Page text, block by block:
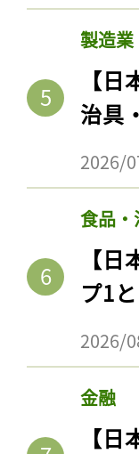
製造業
【
治具
2026/
食品
【
プ1
2026/
金融
【